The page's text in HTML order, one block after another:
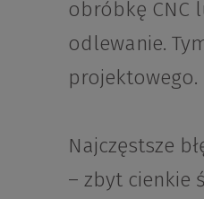
obróbkę CNC
odlewanie.
projektowego.
Najczęstsze
– zbyt cienkie